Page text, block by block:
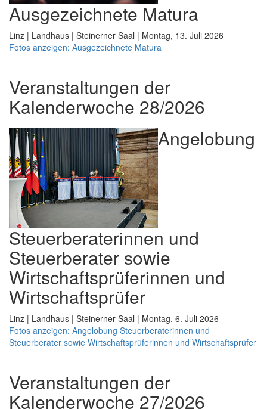
Ausgezeichnete Matura
Linz | Landhaus | Steinerner Saal | Montag, 13. Juli 2026
Fotos anzeigen: Ausgezeichnete Matura
Veranstaltungen der
Kalenderwoche 28/2026
Angelobung
Steuerberaterinnen und
Steuerberater sowie
Wirtschaftsprüferinnen und
Wirtschaftsprüfer
Linz | Landhaus | Steinerner Saal | Montag, 6. Juli 2026
Fotos anzeigen: Angelobung Steuerberaterinnen und
Steuerberater sowie Wirtschaftsprüferinnen und Wirtschaftsprüfer
Veranstaltungen der
Kalenderwoche 27/2026